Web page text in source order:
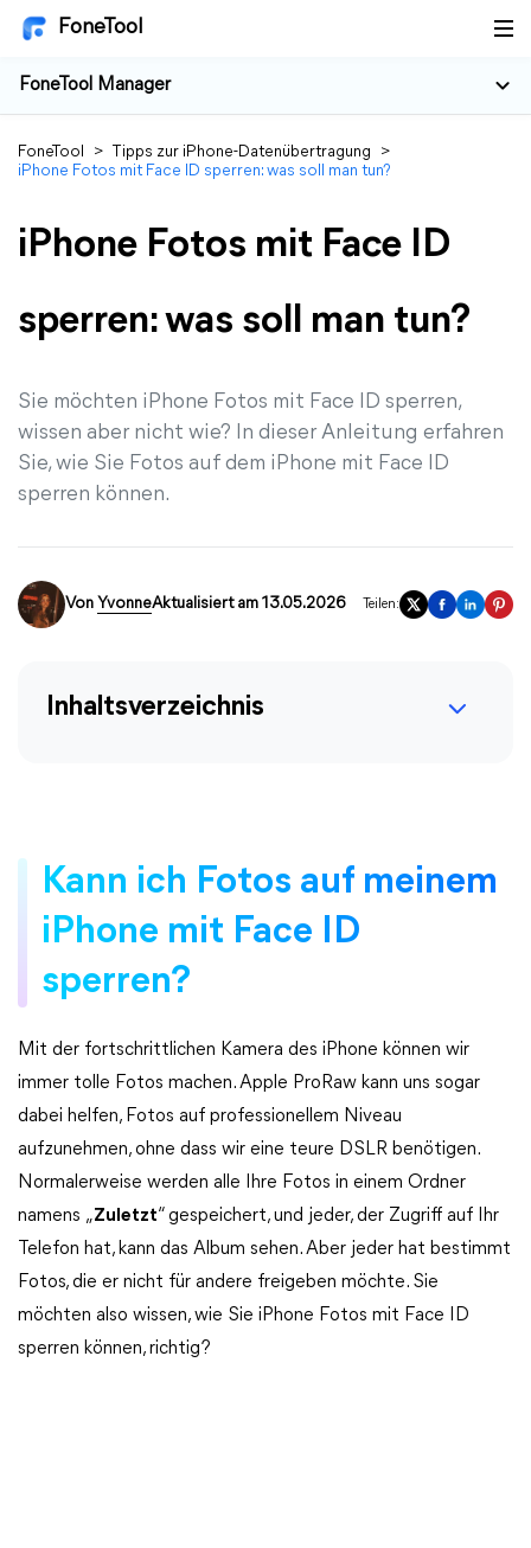
FoneTool
FoneTool Manager
FoneTool > Tipps zur iPhone-Datenübertragung
>
iPhone Fotos mit Face ID sperren: was soll man tun?
iPhone Fotos mit Face ID
sperren: was soll man tun?
Sie möchten iPhone Fotos mit Face ID sperren,
wissen aber nicht wie? In dieser Anleitung erfahren
Sie, wie Sie Fotos auf dem iPhone mit Face ID
sperren können.
Von YvonneAktualisiert am 13.05.2026 Teilen:
Inhaltsverzeichnis
Kann ich Fotos auf meinem
iPhone mit Face ID
sperren?
Mit der fortschrittlichen Kamera des iPhone können wir
immer tolle Fotos machen. Apple ProRaw kann uns sogar
dabei helfen, Fotos auf professionellem Niveau
aufzunehmen, ohne dass wir eine teure DSLR benötigen.
Normalerweise werden alle Ihre Fotos in einem Ordner
namens „Zuletzt“ gespeichert, und jeder, der Zugriff auf Ihr
Telefon hat, kann das Album sehen. Aber jeder hat bestimmt
Fotos, die er nicht für andere freigeben möchte. Sie
möchten also wissen, wie Sie iPhone Fotos mit Face ID
sperren können, richtig?